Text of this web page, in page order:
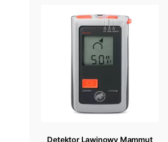
Detektor Lawinowy Mammut